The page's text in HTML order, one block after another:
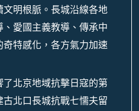
明根脈。長城沿線各地
愛國主義教導、傳承中
特感化，各方氣力加速
北京地域抗擊日寇的第
北口長城抗戰七懦夫留